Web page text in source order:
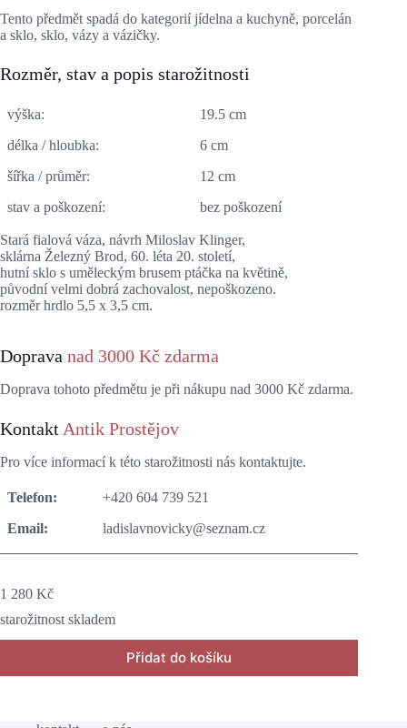
Tento předmět spadá do kategorií jídelna a kuchyně, porcelán
a sklo, sklo, vázy a vázičky.
Rozměr, stav a popis starožitnosti
výška:
19.5 cm
délka / hloubka:
6 cm
šířka / průměr:
12 cm
stav a poškození:
bez poškození
Stará fialová váza, návrh Miloslav Klinger,
sklárna Železný Brod, 60. léta 20. století,
hutní sklo s uměleckým brusem ptáčka na květině,
původní velmi dobrá zachovalost, nepoškozeno.
rozměr hrdlo 5,5 x 3,5 cm.
Doprava nad 3000 Kč zdarma
Doprava tohoto předmětu je při nákupu nad 3000 Kč zdarma.
Kontakt Antik Prostějov
Pro více informací k této starožitnosti nás kontaktujte.
Telefon:
+420 604 739 521
Email:
ladislavnovicky@seznam.cz
1 280 Kč
starožitnost skladem
Přidat do košíku